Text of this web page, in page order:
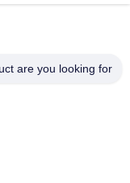
ساعة
are you looking for?